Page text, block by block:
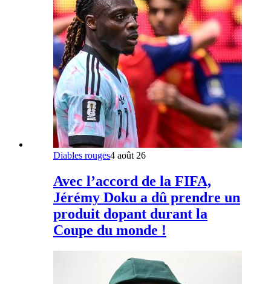
Diables rouges4 août 26
Avec l’accord de la FIFA,
Jérémy Doku a dû prendre un
produit dopant durant la
Coupe du monde !